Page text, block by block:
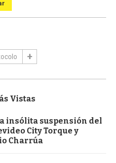
Vistas
insólita suspensión del
City Torque y
Charrúa